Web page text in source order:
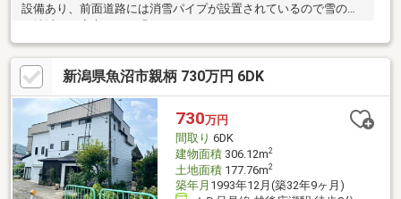
設備あり、前面道路には消雪パイプが設置されているので雪の多
の前にあり急なお買い物にも対応できて大変便利な立地です。■
リフォーム歴令和5年 キッチン・トイレ新品交換、居室クロス一
部張替、エアコン取付（3階）、カーポート新設令和7年 給湯器
交換、居室一部畳表替え・床CF貼令和8年 DKエアコン新品交換
※現在居住中の為、お引渡しは令和8年秋頃の予定
新潟県魚沼市親柄 730万円 6DK
730万円
間取り 6DK
建物面積306.12m2
土地面積177.76m2
築年月 1993年12月(築32年9ヶ月)